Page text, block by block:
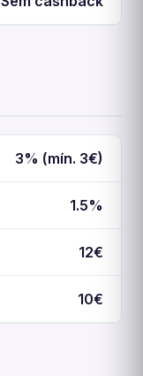
3% (mín. 3€)
1.5%
12€
10€